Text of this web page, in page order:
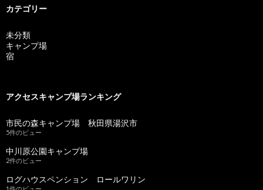
カテゴリー
未分類
キャンプ場
宿
アクセスキャンプ場ランキング
市民の森キャンプ場 秋田県湯沢市
5件のビュー
中川原公園キャンプ場
2件のビュー
ログハウスペンション ロールワリン